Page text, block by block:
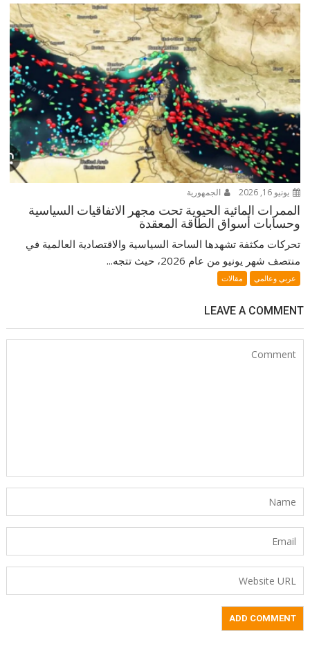
يونيو 16, 2026 الجمهورية
الممرات المائية الحيوية تحت مجهر الاتفاقيات السياسية
وحسابات أسواق الطاقة المعقدة
تحركات مكثفة تشهدها الساحة السياسية والاقتصادية العالمية في
منتصف شهر يونيو من عام 2026، حيث تتجه...
عربي وعالمي مقالات
LEAVE A COMMENT